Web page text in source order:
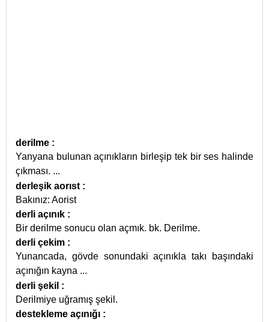
derilme :
Yanyana bulunan açınıkların birleşip tek bir ses halinde
çıkması. ...
derleşik aorıst :
Bakınız: Aorist
derli açınık :
Bir derilme sonucu olan açmık. bk. Derilme.
derli çekim :
Yunancada, gövde sonundaki açınıkla takı başındaki
açınığın kayna ...
derli şekil :
Derilmiye uğramış şekil.
destekleme açınığı :